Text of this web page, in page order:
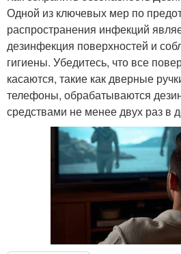
Одной из ключевых мер по
распространения инфекций
дезинфекция поверхностей и
гигиены. Убедитесь, что все
касаются, такие как дверные
телефоны, обрабатываются
средствами не менее двух раз в